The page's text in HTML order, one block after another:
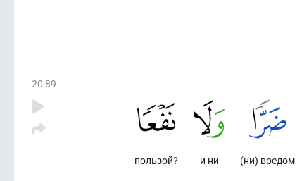
20:89
(ни) вредом
и ни
пользой?